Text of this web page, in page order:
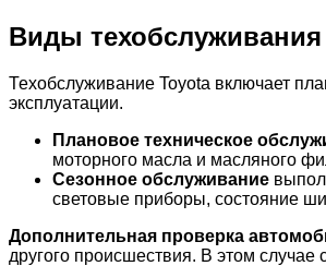
Виды
Техобслуживание Toyota включает
эксплуатации.
Плановое техническое
моторного масла и масляного
Сезонное обслуживание
световые приборы, состояние
Дополнительная проверка
другого происшествия. В этом